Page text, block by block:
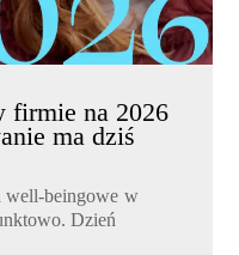
firmie na 2026
ma dziś
well-beingowe w
Dzień